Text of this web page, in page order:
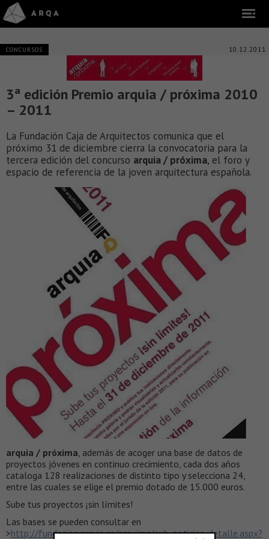
CONCURSOS 10.12.2011
3ª edición Premio arquia / próxima 2010
– 2011
La Fundación Caja de Arquitectos comunica que el
próximo 31 de diciembre cierra la convocatoria para la
tercera edición del concurso arquia / próxima, el foro y
espacio de referencia de la joven arquitectura española.
arquia / próxima, además de acoger una base de datos de
proyectos jóvenes en continuo crecimiento, cada dos años
cataloga 128 realizaciones de distinto tipo y selecciona 24,
entre las cuales se elige el premio dotado de 15.000 euros.
Sube tus proyectos ¡sin límites!
Las bases se pueden consultar en
>http://fundacion.arquia.es/proxima/pub_noticias_detalle.aspx?